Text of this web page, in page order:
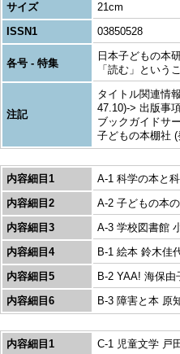
サイズ
21cm
ISSN1
03850528
各号 - 特集
日本子どもの本
「読む」という
注記
タイトル関連情
47.10)-> 出版事
ブックガイドサ
子どもの本棚社
内容細目1
A-1 科学の本と
内容細目2
A-2 子どもの本
内容細目3
A-3 学校図書館
内容細目4
B-1 絵本 鈴木佳
内容細目5
B-2 YAA! 海保由
内容細目6
B-3 障害と本 原
内容細目1
C-1 児童文学 戸